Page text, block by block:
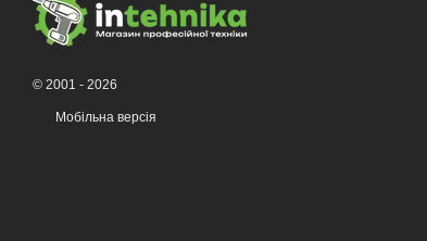
© 2001 - 2026
Мобільна версія